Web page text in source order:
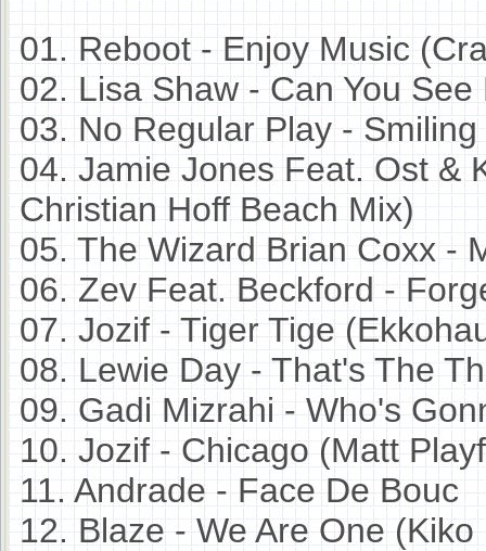
01. Reboot - Enjoy Music
02. Lisa Shaw - Can You
03. No Regular Play -
04. Jamie Jones Feat. Ost &
Christian Hoff Beach Mix)
05. The Wizard Brian Coxx -
06. Zev Feat. Beckford -
07. Jozif - Tiger Tige
08. Lewie Day - That's The
09. Gadi Mizrahi - Who's
10. Jozif - Chicago (Matt
11. Andrade - Face De Bouc
12. Blaze - We Are One